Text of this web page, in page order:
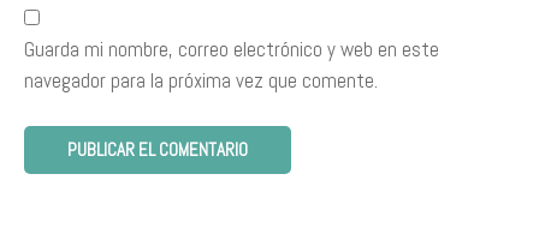
Guarda mi nombre, correo electrónico y web en este
navegador para la próxima vez que comente.